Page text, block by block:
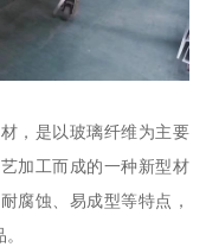
，是以玻璃纤维为主要
加工而成的一种新型材
腐蚀、易成型等特点，